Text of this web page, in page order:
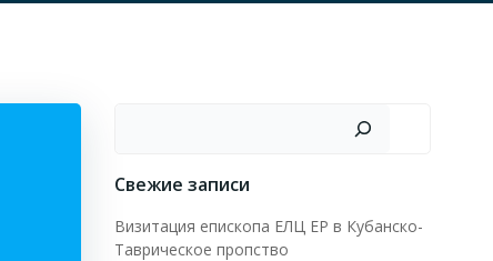
Свежие записи
Визитация епископа ЕЛЦ ЕР в Кубанско-
Таврическое пропство